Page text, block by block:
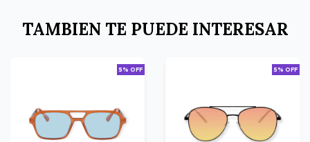
TAMBIEN TE PUEDE INTERESAR
5% OFF 5% OFF